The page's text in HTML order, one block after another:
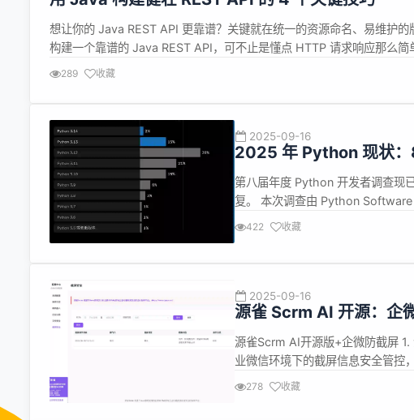
想让你的 Java REST API 更靠谱？关键就在统一的资源命名、易维护的
构建一个靠谱的 Java REST API，可不止是懂点 HTTP 请求响应那么
给大家分享 4 个关键技巧，帮你把 API 打磨得更专业。不过有个前提：
289 收藏
2025-09-16
2025 年 Python 现状
复兴
第八届年度 Python 开发者调查现
复。 本次调查由 Python
2025 年 Python 现状（速通版）
422 收藏
2025-09-16
源雀 Scrm AI 开源：企
源雀Scrm AI开源版+企微防截屏
业微信环境下的​​截屏信息安全管控​​
追溯​​的双重机制，为企业构建覆
278 收藏